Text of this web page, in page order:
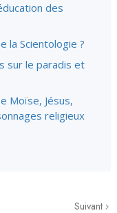
des
la Scientologie ?
sur le paradis et
Moïse, Jésus,
religieux
Suivant